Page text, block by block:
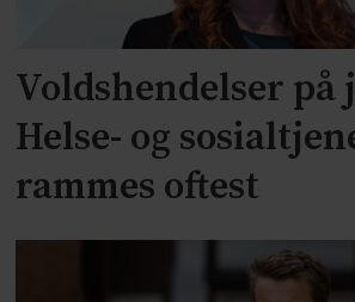
Voldshendelser på
Helse- og
rammes oftest